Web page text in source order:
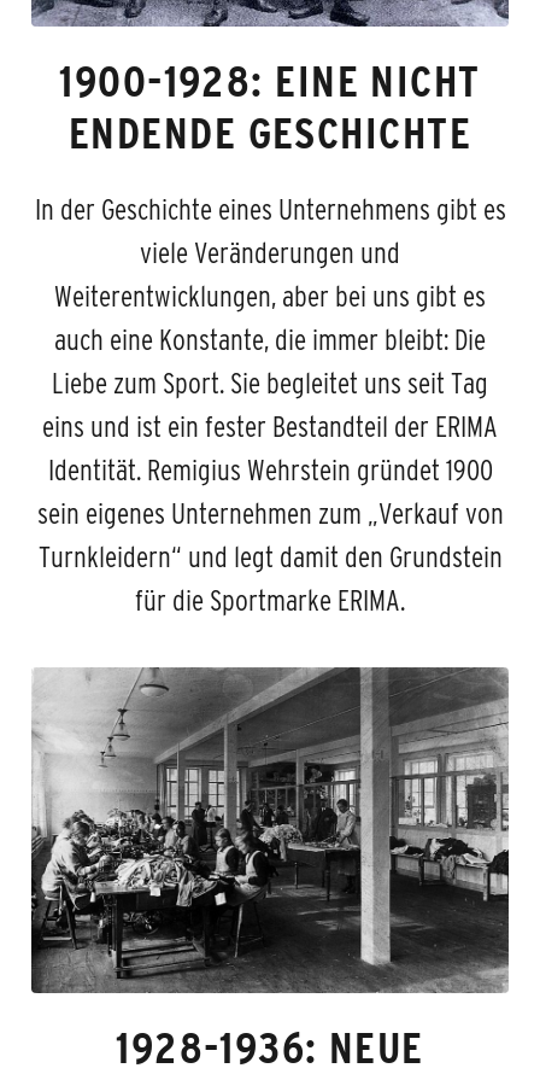
1900-1928: EINE NICHT
ENDENDE GESCHICHTE
In der Geschichte eines Unternehmens gibt es
viele Veränderungen und
Weiterentwicklungen, aber bei uns gibt es
auch eine Konstante, die immer bleibt: Die
Liebe zum Sport. Sie begleitet uns seit Tag
eins und ist ein fester Bestandteil der ERIMA
Identität. Remigius Wehrstein gründet 1900
sein eigenes Unternehmen zum „Verkauf von
Turnkleidern“ und legt damit den Grundstein
für die Sportmarke ERIMA.
1928-1936: NEUE